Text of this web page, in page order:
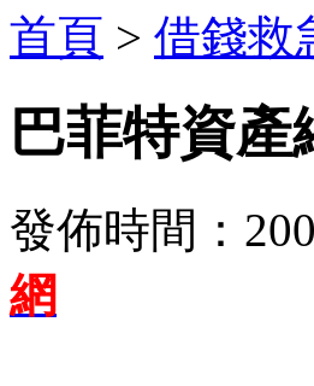
首頁 > 借錢救
巴菲特資產
發佈時間：
網